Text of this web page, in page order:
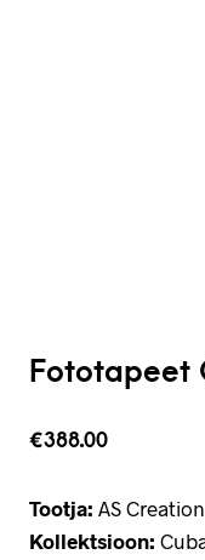
Fototapeet
€388.00
Tootja: AS Creation
Kollektsioon: